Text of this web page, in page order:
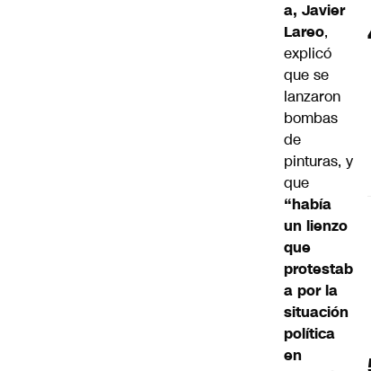
a, Javier
Lareo,
explicó
que se
lanzaron
bombas
de
pinturas, y
que
“había
un lienzo
que
protestab
a por la
situación
política
en